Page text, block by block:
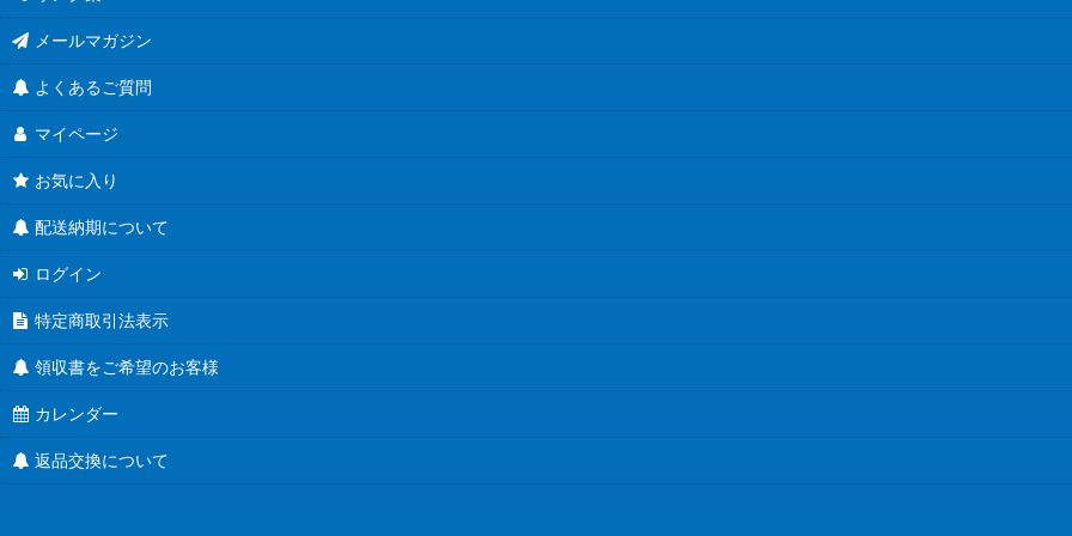
メールマガジン
よくあるご質問
マイページ
お気に入り
配送納期について
ログイン
特定商取引法表示
領収書をご希望のお客様
カレンダー
返品交換について